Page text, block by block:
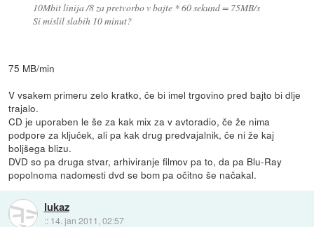
10Mbit linija /8 za pretvorbo v bajte * 60 sekund = 75MB/s
Si mislil slabih 10 minut?
75 MB/min
V vsakem primeru zelo kratko, če bi imel trgovino pred bajto bi dlje
trajalo.
CD je uporaben le še za kak mix za v avtoradio, če že nima
podpore za ključek, ali pa kak drug predvajalnik, če ni že kaj
boljšega blizu.
DVD so pa druga stvar, arhiviranje filmov pa to, da pa Blu-Ray
popolnoma nadomesti dvd se bom pa očitno še načakal.
lukaz
:: 14. jan 2011, 02:57